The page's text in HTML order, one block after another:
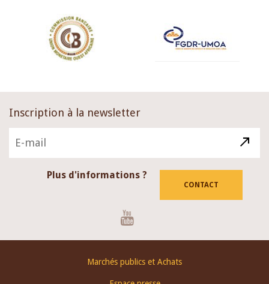
Inscription à la newsletter
Plus d'informations ?
CONTACT
Marchés publics et Achats